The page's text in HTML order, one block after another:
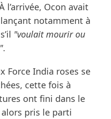
l’arrivée, Ocon avait
notamment à
"voulait mourir ou
.
Force India roses se
cette fois à
ont fini dans le
alors pris le parti